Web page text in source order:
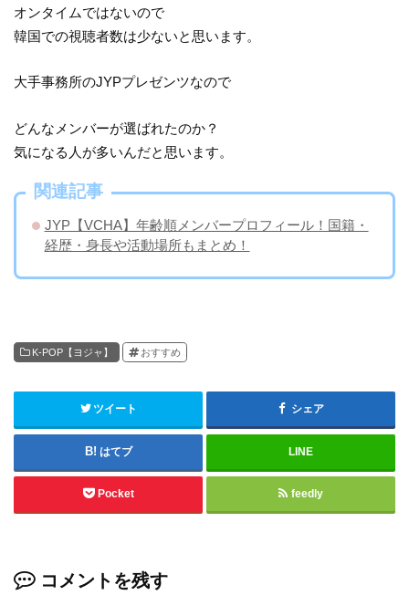
オンタイムではないので
韓国での視聴者数は少ないと思います。
大手事務所のJYPプレゼンツなので
どんなメンバーが選ばれたのか？
気になる人が多いんだと思います。
関連記事
JYP【VCHA】年齢順メンバープロフィール！国籍・
経歴・身長や活動場所もまとめ！
K-POP【ヨジャ】 おすすめ
ツイート シェア
はてブ LINE
Pocket feedly
コメントを残す